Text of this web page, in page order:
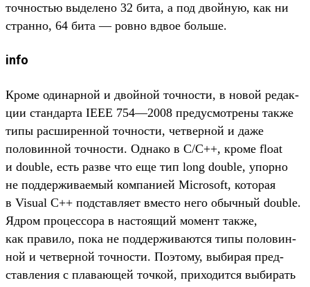
точ­ностью выделе­но 32 бита, а под двой­ную, как ни
стран­но, 64 бита — ров­но вдвое боль­ше.
info
Кро­ме оди­нар­ной и двой­ной точ­ности, в новой редак­
ции стан­дарта IEEE 754—2008 пре­дус­мотре­ны так­же
типы рас­ширен­ной точ­ности, чет­верной и даже
половин­ной точ­ности. Одна­ко в C/C++, кро­ме float
и double, есть раз­ве что еще тип long double, упор­но
не под­держи­ваемый ком­пани­ей Microsoft, которая
в Visual C++ под­став­ляет вмес­то него обыч­ный double.
Ядром про­цес­сора в нас­тоящий момент так­же,
как пра­вило, пока не под­держи­вают­ся типы половин­
ной и чет­верной точ­ности. Поэто­му, выбирая пред­
став­ления с пла­вающей точ­кой, при­ходит­ся выбирать